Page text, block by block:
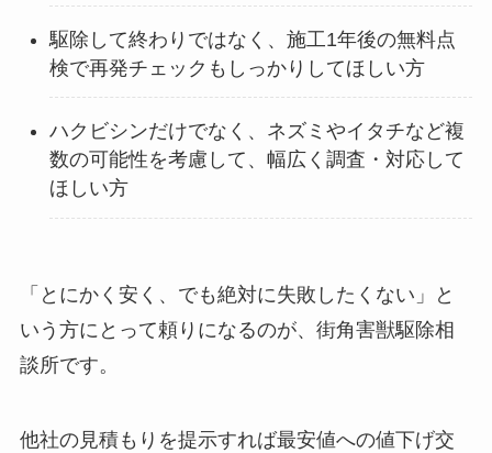
駆除して終わりではなく、施工1年後の無料点
検で再発チェックもしっかりしてほしい方
ハクビシンだけでなく、ネズミやイタチなど複
数の可能性を考慮して、幅広く調査・対応して
ほしい方
「とにかく安く、でも絶対に失敗したくない」と
いう方にとって頼りになるのが、街角害獣駆除相
談所です。
他社の見積もりを提示すれば最安値への値下げ交